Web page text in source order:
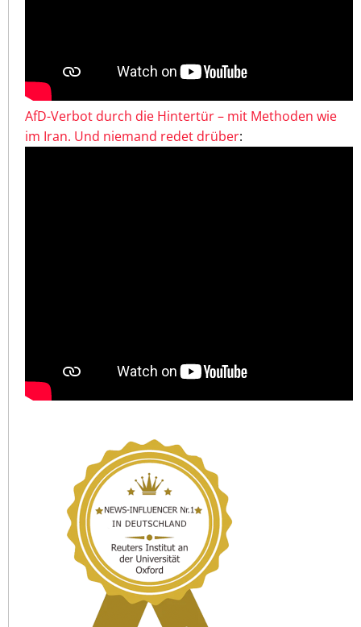
AfD-Verbot durch die Hintertür – mit Methoden wie
im Iran. Und niemand redet drüber: